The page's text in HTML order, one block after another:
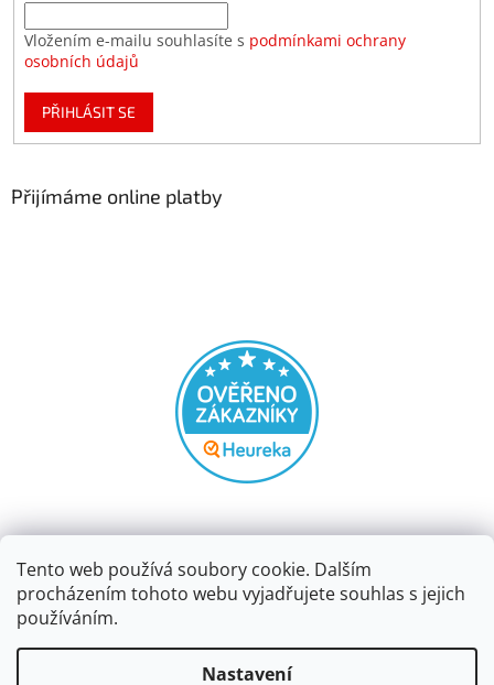
Tento web používá soubory cookie. Dalším
procházením tohoto webu vyjadřujete souhlas s jejich
používáním.
Nastavení
Vložením e-mailu souhlasíte s podmínkami ochrany
osobních údajů
PŘIHLÁSIT SE
Přijímáme online platby